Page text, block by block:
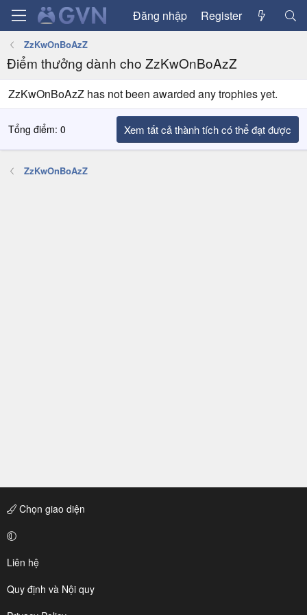
Đăng nhập Register
ZzKwOnBoAzZ
Điểm thưởng dành cho ZzKwOnBoAzZ
ZzKwOnBoAzZ has not been awarded any trophies yet.
Tổng điểm: 0 Xem tất cả thành tích có thể đạt được
ZzKwOnBoAzZ
Chọn giao diện
Liên hệ
Quy định và Nội quy